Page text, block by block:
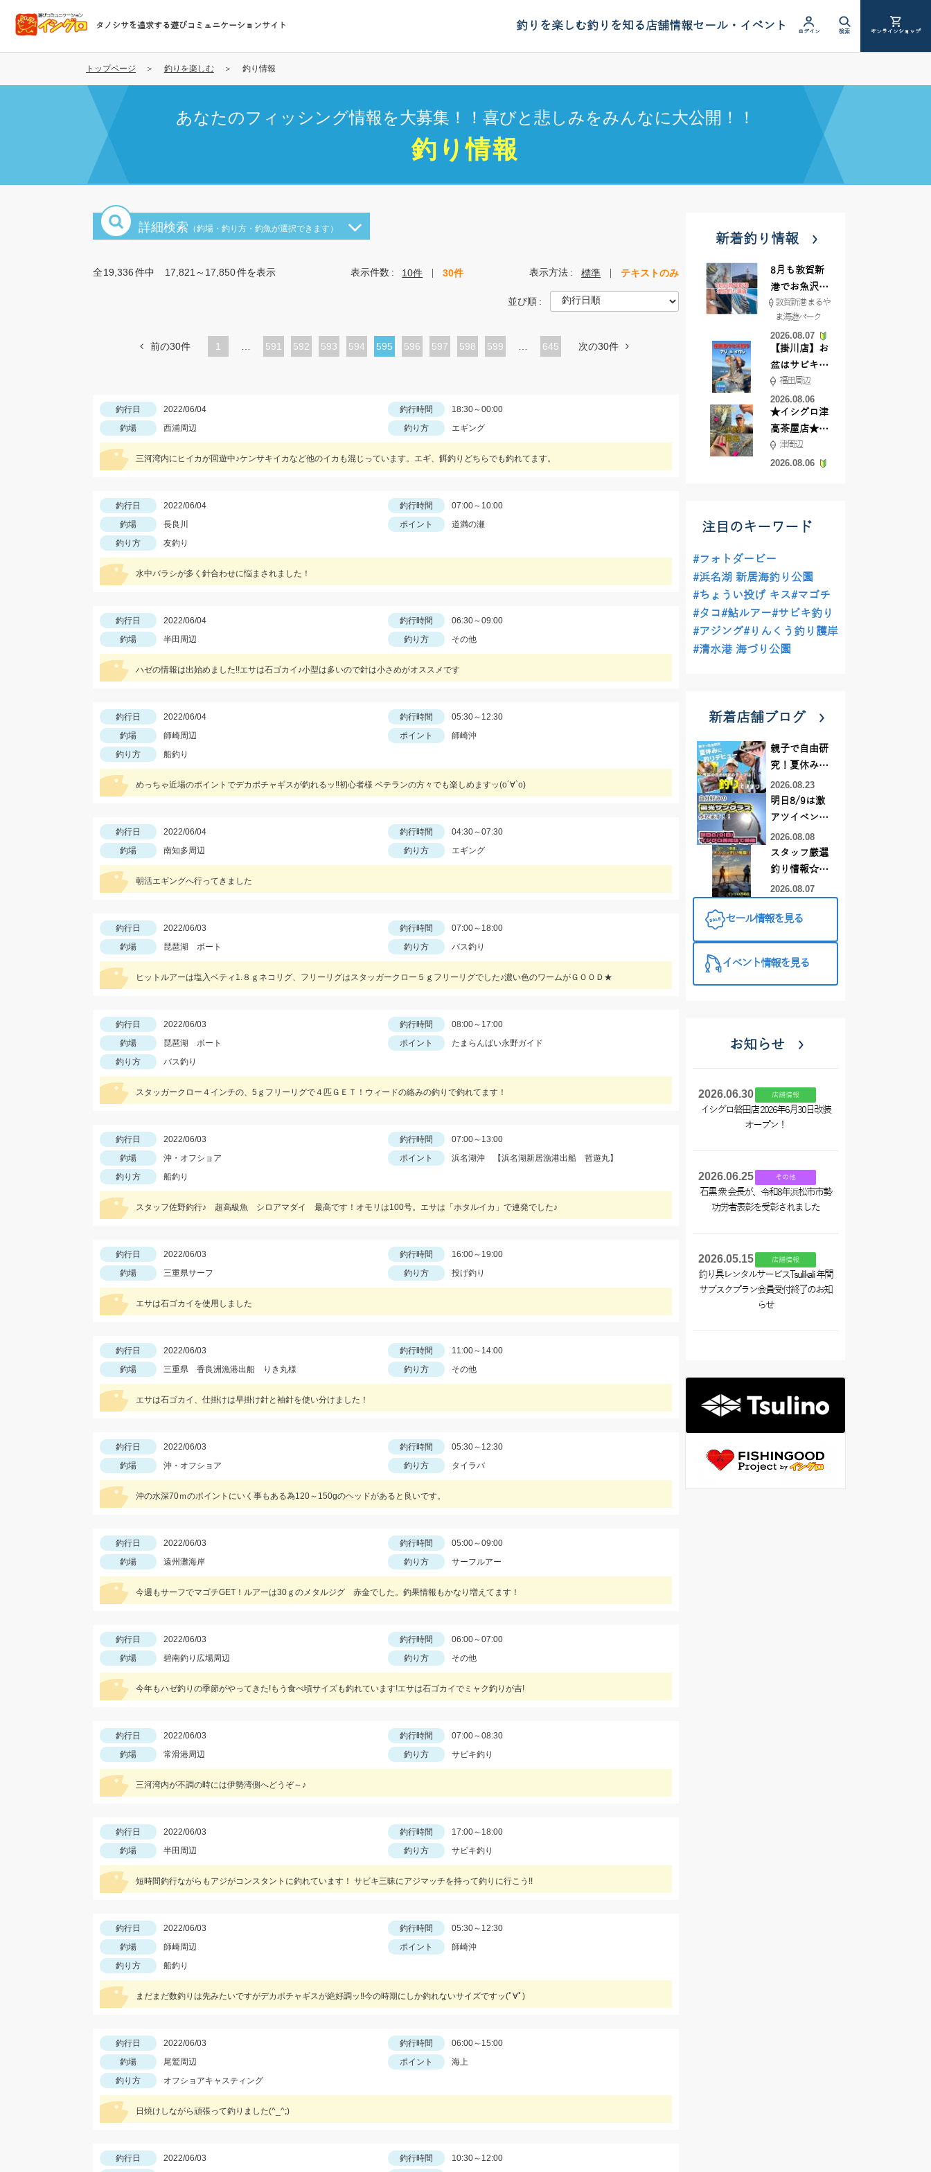
コ
テ
タノシサを追求する遊びコミュニケーションサイト 釣りを楽しむ釣りを知る店舗情報セール・イベント ログイン 検索 オンラインショップ
トップページ 釣りを楽しむ 釣り情報
あなたのフィッシング情報を大募集！！喜びと悲しみをみんなに大公開！！
釣り情報
詳細検索 （釣場・釣り方・釣魚が選択できます）
全19,336件中 17,821～17,850件を表示 表示件数 10件 30件 表示方法 標準 テキストのみ
並び順
前の30件 1
ペ
591
ペ
592
ペ
593
ペ
594
カ
ジ
595
ペ
596
ペ
597
ペ
598
ペ
599 645 次の30件
釣行日 2022/06/04 釣行時間
18:30～00:00
釣場
西浦周辺 釣り方 エギング
三河湾内にヒイカが回遊中♪ケンサキイカなど他のイカも混じっています。エギ、餌釣りどちらでも釣れてます。
釣行日 2022/06/04 釣行時間
07:00～10:00
釣場
長良川 ポイント
道満の瀬
釣り方
友釣り
水中バラシが多く針合わせに悩まされました！
釣行日 2022/06/04 釣行時間
06:30～09:00
釣場
半田周辺 釣り方 その他
ハゼの情報は出始めました!!エサは石ゴカイ♪小型は多いので針は小さめがオススメです
釣行日 2022/06/04 釣行時間
05:30～12:30
釣場
師崎周辺 ポイント
師崎沖
釣り方
船釣り
めっちゃ近場のポイントでデカポチャギスが釣れるッ‼︎初心者様 ベテランの方々でも楽しめますッ(о´∀`о)
釣行日 2022/06/04 釣行時間
04:30～07:30
釣場
南知多周辺 釣り方 エギング
朝活エギングへ行ってきました
釣行日 2022/06/03 釣行時間
07:00～18:00
釣場
琵琶湖 ボート 釣り方 バス釣り
ヒットルアーは塩入ベティ1.８ｇネコリグ、フリーリグはスタッガークロー５ｇフリーリグでした♪濃い色のワームがＧＯＯＤ★
釣行日 2022/06/03 釣行時間
08:00～17:00
釣場
琵琶湖 ボート ポイント
たまらんばい永野ガイド
釣り方
バス釣り
スタッガークロー４インチの、5ｇフリーリグで４匹ＧＥＴ！ウィードの絡みの釣りで釣れてます！
釣行日 2022/06/03 釣行時間
07:00～13:00
釣場
沖・オフショア ポイント
浜名湖沖 【浜名湖新居漁港出船 哲遊丸】
釣り方
船釣り
スタッフ佐野釣行♪ 超高級魚 シロアマダイ 最高です！オモリは100号。エサは「ホタルイカ」で連発でした♪
釣行日 2022/06/03 釣行時間
16:00～19:00
釣場
三重県サーフ 釣り方 投げ釣り
エサは石ゴカイを使用しました
釣行日 2022/06/03 釣行時間
11:00～14:00
釣場
三重県 香良洲漁港出船 りき丸様 釣り方 その他
エサは石ゴカイ、仕掛けは早掛け針と袖針を使い分けました！
釣行日 2022/06/03 釣行時間
05:30～12:30
釣場
沖・オフショア 釣り方 タイラバ
沖の水深70ｍのポイントにいく事もある為120～150gのヘッドがあると良いです。
釣行日 2022/06/03 釣行時間
05:00～09:00
釣場
遠州灘海岸 釣り方 サーフルアー
今週もサーフでマゴチGET！ルアーは30ｇのメタルジグ 赤金でした。釣果情報もかなり増えてます！
釣行日 2022/06/03 釣行時間
06:00～07:00
釣場
碧南釣り広場周辺 釣り方 その他
今年もハゼ釣りの季節がやってきた!もう食べ頃サイズも釣れています!エサは石ゴカイでミャク釣りが吉!
釣行日 2022/06/03 釣行時間
07:00～08:30
釣場
常滑港周辺 釣り方 サビキ釣り
三河湾内が不調の時には伊勢湾側へどうぞ～♪
釣行日 2022/06/03 釣行時間
17:00～18:00
釣場
半田周辺 釣り方 サビキ釣り
短時間釣行ながらもアジがコンスタントに釣れています！ サビキ三昧にアジマッチを持って釣りに行こう!!
釣行日 2022/06/03 釣行時間
05:30～12:30
釣場
師崎周辺 ポイント
師崎沖
釣り方
船釣り
まだまだ数釣りは先みたいですがデカポチャギスが絶好調ッ‼︎今の時期にしか釣れないサイズですッ(ﾟ∀ﾟ)
釣行日 2022/06/03 釣行時間
06:00～15:00
釣場
尾鷲周辺 ポイント
海上
釣り方
オフショアキャスティング
日焼けしながら頑張って釣りました(^_^;)
釣行日 2022/06/03 釣行時間
10:30～12:00
新着釣り情報
8月も敦賀新
港でお魚沢山
♪ イシグロ彦
根店
敦賀新港 まるや
ま海遊パーク
2026.08.07
【掛川店】お
盆はサビキ釣
りいきません
か?
福田周辺
2026.08.06
★イシグロ津
高茶屋店★津
近郊ハゼ釣れ
てます！
津周辺
2026.08.06
注目のキーワード
#フォトダービー
#浜名湖 新居海釣り公園
#ちょうい投げ キス#マゴチ
#タコ#鮎ルアー#サビキ釣り
#アジング#りんくう釣り護岸
#清水港 海づり公園
新着店舗ブログ
親子で自由研
究！夏休みに
釣りデビュー
2026.08.23
明日8/9は激
アツイベント
日！！！～オ
ーダー偏光グ
ラス受注会～
2026.08.08
スタッフ厳選
釣り情報☆彡
連休は何釣り
♪【イシグロ
2026.08.07
セール情報を見る
イベント情報を見る
お知らせ
2026.06.30 店舗情報
イシグロ磐田店 2026年6月30日改装
オープン！
2026.06.25 その他
石黒 衆 会長が、令和8年浜松市市勢
功労者表彰を受彰されました
2026.05.15 店舗情報
釣り具レンタルサービスTsulikali 年間
サブスクプラン会員受付終了のお知
らせ